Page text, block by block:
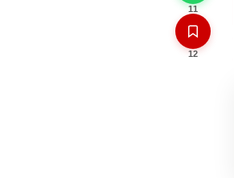
11
12